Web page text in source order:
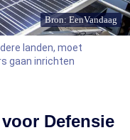
Bron: EenVandaag
landen, moet
gaan inrichten
Defensie